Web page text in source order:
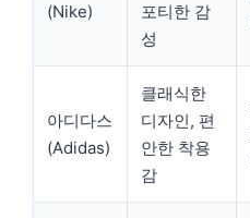
(Nike)
포티한 감
성
아디다스
(Adidas)
클래식한
디자인, 편
안한 착용
감